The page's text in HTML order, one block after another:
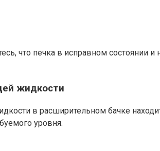
что печка в исправном состоянии
жидкости
в расширительном бачке
уровня.